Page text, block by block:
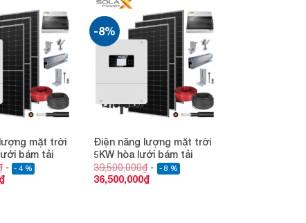
Add to
wishlist
mặt trời
bám tải
- 4 %
₫
-8%
Add to
wishlist
Điện năng lượng mặt trời
5KW hòa lưới bám tải
39,500,000₫ - 8 %
36,500,000₫